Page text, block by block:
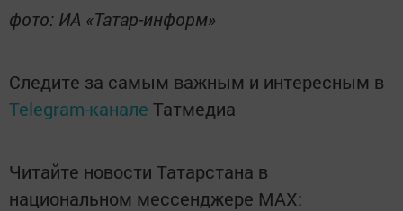
фото: ИА «Татар-информ»
Следите за самым важным и интересным в
Telegram-канале Татмедиа
Читайте новости Татарстана в
национальном мессенджере MАХ: